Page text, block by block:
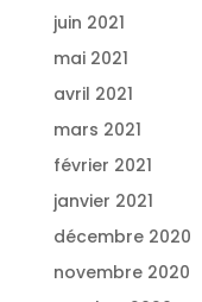
juin 2021
mai 2021
avril 2021
mars 2021
février 2021
janvier 2021
décembre 2020
novembre 2020